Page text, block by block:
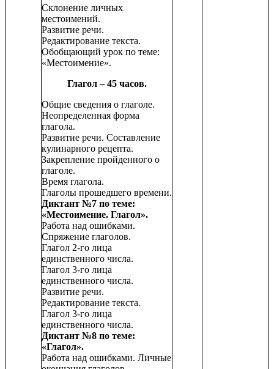
Склонение личных
местоимений.
Развитие речи.
Редактирование текста.
Обобщающий урок по теме:
«Местоимение».
Глагол – 45 часов.
Общие сведения о глаголе.
Неопределенная форма
глагола.
Развитие речи. Составление
кулинарного рецепта.
Закрепление пройденного о
глаголе.
Время глагола.
Глаголы прошедшего времени.
Диктант №7 по теме:
«Местоимение. Глагол».
Работа над ошибками.
Спряжение глаголов.
Глагол 2-го лица
единственного числа.
Глагол 3-го лица
единственного числа.
Развитие речи.
Редактирование текста.
Глагол 3-го лица
единственного числа.
Диктант №8 по теме:
«Глагол».
Работа над ошибками. Личные